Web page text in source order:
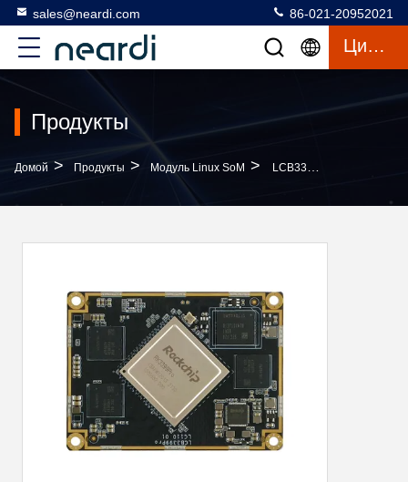
sales@neardi.com 86-021-20952021
Цитата
Продукты
Домой > Продукты > Модуль Linux SoM > LCB3399 Linux SoM Module System С PMU RK808 Поддерживает Различные Источники Питания